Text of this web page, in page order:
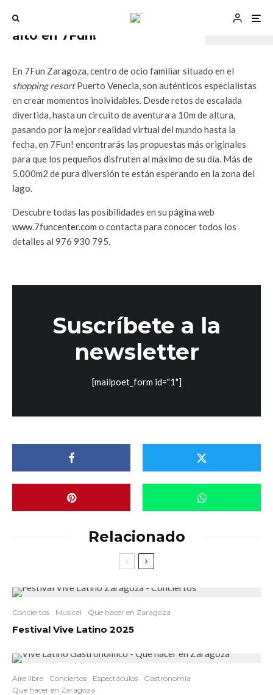
Celebra tu día por todo lo
alto en 7Fun!
En 7Fun Zaragoza, centro de ocio familiar situado en el
shopping resortPuerto Venecia, son auténticos especialistas
en crear momentos inolvidables. Desde retos de escalada
divertida, hasta un circuito de aventura a 10m de altura,
pasando por la mejor realidad virtual del mundo hasta la
fecha, en 7Fun! encontrarás las propuestas más originales
para que los pequeños disfruten al máximo de su día. Más de
5.000m2 de pura diversión te están esperando en la zona del
lago.
Descubre todas las posibilidades en su página web
www.7funcenter.com o contacta para conocer todos los
detalles al 976 930 795.
Suscríbete a la
newsletter
[mailpoet_form id="1"]
Relacionado
Conciertos Musical Que hacer en Zaragoza
Festival Vive Latino 2025
Aire libre Conciertos Espectáculos
Gastronomía
Que hacer en Zaragoza